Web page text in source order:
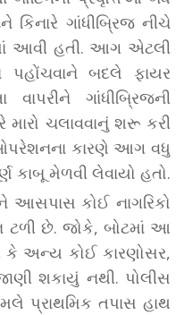
કિનારે ગાંધીબ્રિજ નીચે
આવી હતી. આગ એટલી
બદલે ફાયર
ગાંધીબ્રિજની
મારો ચલાવવાનું શરૂ કરી
કારણે આગ વધુ
કાબૂ મેળવી લેવાયો હતો.
આસપાસ કોઈ નાગરિકો
ટળી છે. જોકે, બોટમાં આ
કે અન્ય કોઈ કારણોસર,
શકાયું નથી. પોલીસ
પ્રાથમિક તપાસ હાથ